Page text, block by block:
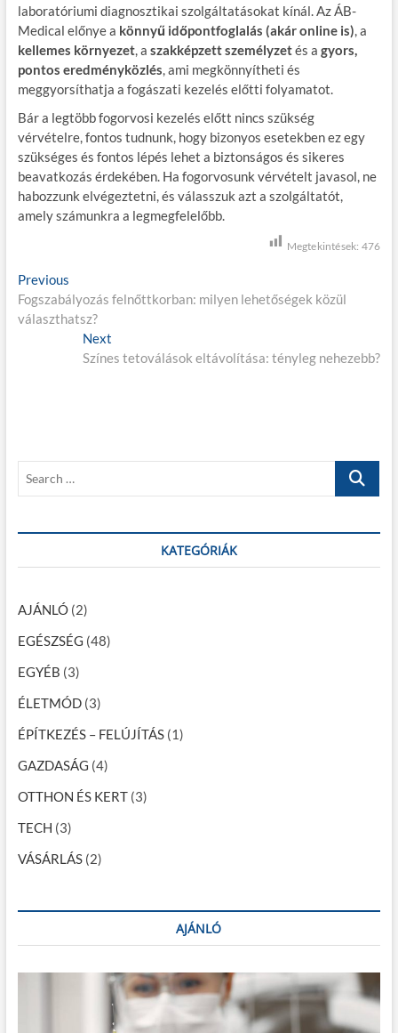
laboratóriumi diagnosztikai szolgáltatásokat kínál. Az ÁB-
Medical előnye a könnyű időpontfoglalás (akár online is) , a
kellemes környezet, a szakképzett személyzetés a gyors,
pontos eredményközlés , ami megkönnyítheti és
meggyorsíthatja a fogászati kezelés előtti folyamatot.
Bár a legtöbb fogorvosi kezelés előtt nincs szükség
vérvételre, fontos tudnunk, hogy bizonyos esetekben ez egy
szükséges és fontos lépés lehet a biztonságos és sikeres
beavatkozás érdekében. Ha fogorvosunk vérvételt javasol, ne
habozzunk elvégeztetni, és válasszuk azt a szolgáltatót,
amely számunkra a legmegfelelőbb.
Megtekintések: 476
B
e
z
é
n
a
v
i
g
á
c
i
ó
Previous
r
e
t
Fogszabályozás felnőttkorban: milyen lehetőségek közül
választhatsz?
Next
e
:
Színes tetoválások eltávolítása: tényleg nehezebb?
r
h
KATEGÓRIÁK
AJÁNLÓ(2)
EGÉSZSÉG (48)
EGYÉB (3)
ÉLETMÓD(3)
ÉPÍTKEZÉS – FELÚJÍTÁS(1)
GAZDASÁG (4)
OTTHON ÉS KERT(3)
TECH (3)
VÁSÁRLÁS(2)
AJÁNLÓ